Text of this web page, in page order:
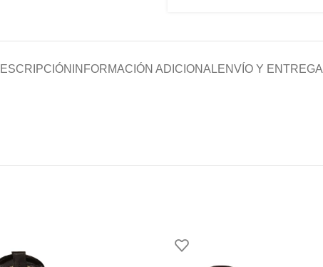
INFORMACIÓN ADICIONALENVÍO Y ENTREGA